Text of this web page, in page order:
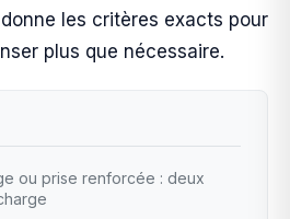
les critères exacts pour
plus que nécessaire.
ou prise renforcée : deux